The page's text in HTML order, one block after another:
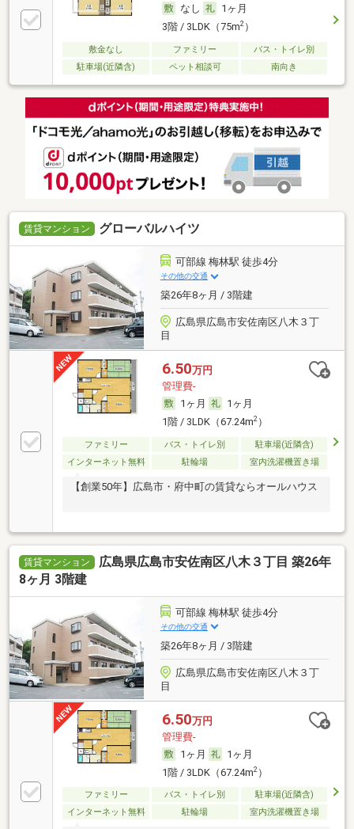
なし
1ヶ月
3階 / 3LDK（75m2）
敷金なし ファミリー
バス・トイレ別
駐車場(近隣含)
ペット相談可 南向き
賃貸マンション グローバルハイツ
可部線 梅林駅 徒歩4分
その他の交通
築26年8ヶ月 / 3階建
広島県広島市安佐南区八木３丁
目
6.50万円
管理費-
1ヶ月
1ヶ月
1階 / 3LDK（67.24m2）
ファミリー バス・トイレ別
駐車場(近隣含)
インターネット無料
駐輪場 室内洗濯機置き場
【創業50年】広島市・府中町の賃貸ならオールハウス
賃貸マンション
広島県広島市安佐南区八木３丁目 築26年
8ヶ月 3階建
可部線 梅林駅 徒歩4分
その他の交通
築26年8ヶ月 / 3階建
広島県広島市安佐南区八木３丁
目
6.50万円
管理費-
1ヶ月
1ヶ月
1階 / 3LDK（67.24m2）
ファミリー バス・トイレ別
駐車場(近隣含)
インターネット無料
駐輪場 室内洗濯機置き場